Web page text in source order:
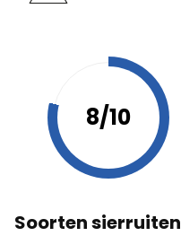
8/10
Soorten sierruiten